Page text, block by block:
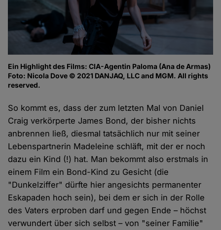
Ein Highlight des Films: CIA-Agentin Paloma (Ana de Armas)
Foto: Nicola Dove © 2021 DANJAQ, LLC and MGM. All rights
reserved.
So kommt es, dass der zum letzten Mal von Daniel
Craig verkörperte James Bond, der bisher nichts
anbrennen ließ, diesmal tatsächlich nur mit seiner
Lebenspartnerin Madeleine schläft, mit der er noch
dazu ein Kind (!) hat. Man bekommt also erstmals in
einem Film ein Bond-Kind zu Gesicht (die
"Dunkelziffer" dürfte hier angesichts permanenter
Eskapaden hoch sein), bei dem er sich in der Rolle
des Vaters erproben darf und gegen Ende – höchst
verwundert über sich selbst – von "seiner Familie"